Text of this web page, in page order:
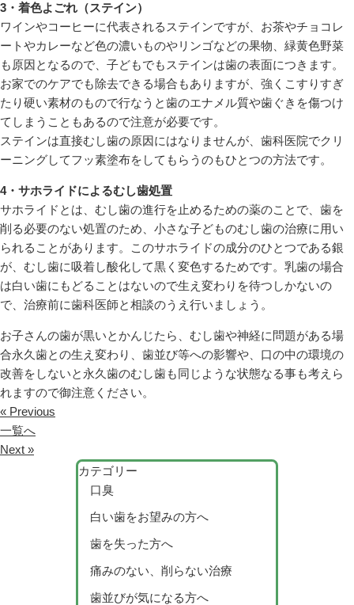
3・着色よごれ（ステイン）
ワインやコーヒーに代表されるステインですが、お茶やチョコレ
ートやカレーなど色の濃いものやリンゴなどの果物、緑黄色野菜
も原因となるので、子どもでもステインは歯の表面につきます。
お家でのケアでも除去できる場合もありますが、強くこすりすぎ
たり硬い素材のもので行なうと歯のエナメル質や歯ぐきを傷つけ
てしまうこともあるので注意が必要です。
ステインは直接むし歯の原因にはなりませんが、歯科医院でクリ
ーニングしてフッ素塗布をしてもらうのもひとつの方法です。
4・サホライドによるむし歯処置
サホライドとは、むし歯の進行を止めるための薬のことで、歯を
削る必要のない処置のため、小さな子どものむし歯の治療に用い
られることがあります。このサホライドの成分のひとつである銀
が、むし歯に吸着し酸化して黒く変色するためです。乳歯の場合
は白い歯にもどることはないので生え変わりを待つしかないの
で、治療前に歯科医師と相談のうえ行いましょう。
お子さんの歯が黒いとかんじたら、むし歯や神経に問題がある場
合永久歯との生え変わり、歯並び等への影響や、口の中の環境の
改善をしないと永久歯のむし歯も同じような状態なる事も考えら
れますので御注意ください。
« Previous
一覧へ
Next »
カテゴリー
口臭
白い歯をお望みの方へ
歯を失った方へ
痛みのない、削らない治療
歯並びが気になる方へ